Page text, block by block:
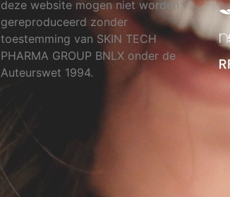
deze website mogen niet worden
gereproduceerd zonder
toestemming van SKIN TECH
PHARMA GROUP BNLX onder de
Auteurswet 1994.